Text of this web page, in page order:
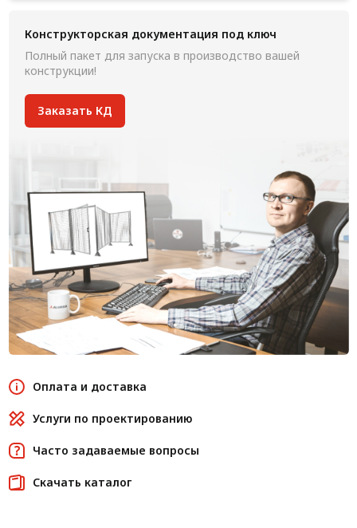
Конструкторская документация под ключ
Полный пакет для запуска в производство вашей
конструкции!
Заказать КД
Оплата и доставка
Услуги по проектированию
Часто задаваемые вопросы
Скачать каталог